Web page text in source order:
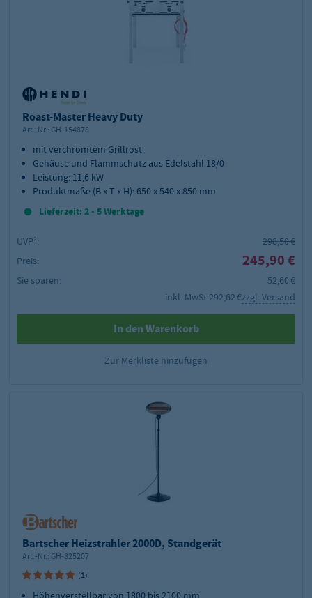
Roast-Master Heavy Duty
Art.-Nr.: GH-154878
mit verchromtem Grillrost
Gehäuse und Flammschutz aus Edelstahl 18/0
Leistung: 11,6 kW
Produktmaße (B x T x H): 650 x 540 x 850 mm
Lieferzeit: 2 - 5 Werktage
UVP²:
298,50 €
Preis:
245,90 €
Sie sparen:
52,60 €
inkl. MwSt.292,62 €zzgl. Versand
In den Warenkorb
Zur Merkliste hinzufügen
Bartscher Heizstrahler 2000D, Standgerät
Art.-Nr.: GH-825207
(1)
Höhenverstellbar von 1800 bis 2100 mm